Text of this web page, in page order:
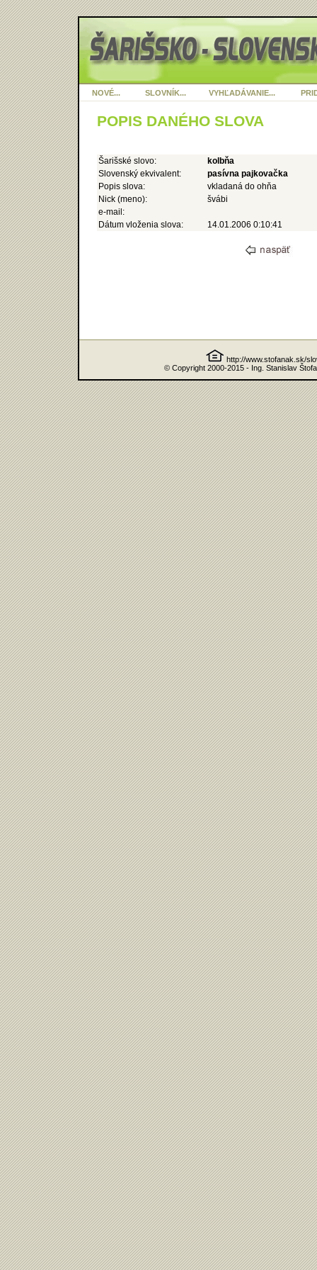
NOVÉ... SLOVNÍK... VYHĽADÁVANIE...
POPIS DANÉHO SLOVA
Šarišské slovo:
kolbňa
Slovenský ekvivalent:
pasívna pajkovačka
Popis slova:
vkladaná do ohňa
Nick (meno):
švábi
e-mail:
Dátum vloženia slova:
14.01.2006 0:10:41
http://www.stofanak.sk/
© Copyright 2000-2015 - Ing. Stanislav